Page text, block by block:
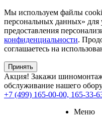
Мы используем файлы
персональных данных» для
предоставления
конфиденциальности.
соглашаетесь на
Принять
Акция! Закажи
обслуживание нашего
+7 (499) 165-00-00, 165-33-
Меню